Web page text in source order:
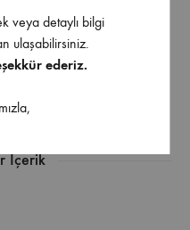
alanı yaratmanıza
İçerik
veya detaylı bilgi
ulaşabilirsiniz.
ederiz.